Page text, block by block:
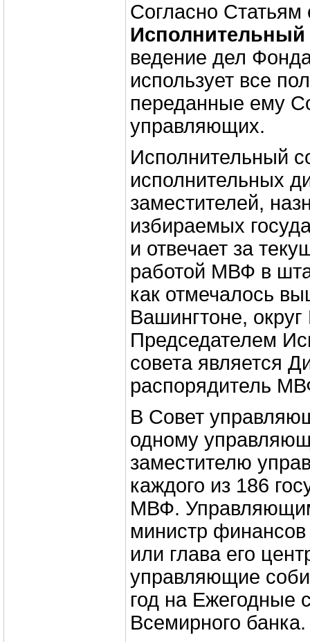
Согласно
Исполнительный
ведение дел
использует все
переданные ему
управляющих.
Исполнительный
исполнительных
заместителей,
избираемых
и отвечает за
работой МВФ в
как отмечалось
Вашингтоне,
Председателем
совета является
распорядитель
В Совет
одному
заместителю
каждого из 186
МВФ.
министр финансов
или глава его
управляющие
год на
Всемирного банка.